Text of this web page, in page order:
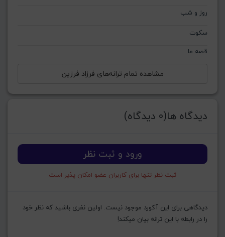
روز و شب
سکوت
قصه ما
مشاهده تمام ترانه‌های فرزاد فرزین
دیدگاه ها(0 دیدگاه)
ورود و ثبت نظر
ثبت نظر تنها برای کاربران عضو امکان پذیر است
دیدگاهی برای این آکورد موجود نیست. اولین نفری باشید که نظر خود
را در رابطه با این ترانه بیان میکند!